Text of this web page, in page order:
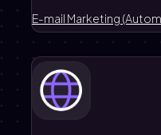
E-mail Marketing